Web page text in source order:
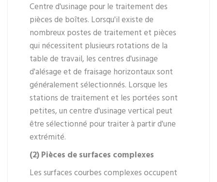
Centre d'usinage pour le traitement des
pièces de boîtes. Lorsqu'il existe de
nombreux postes de traitement et pièces
qui nécessitent plusieurs rotations de la
table de travail, les centres d'usinage
d'alésage et de fraisage horizontaux sont
généralement sélectionnés. Lorsque les
stations de traitement et les portées sont
petites, un centre d'usinage vertical peut
être sélectionné pour traiter à partir d'une
extrémité.
(2) Pièces de surfaces complexes
Les surfaces courbes complexes occupent